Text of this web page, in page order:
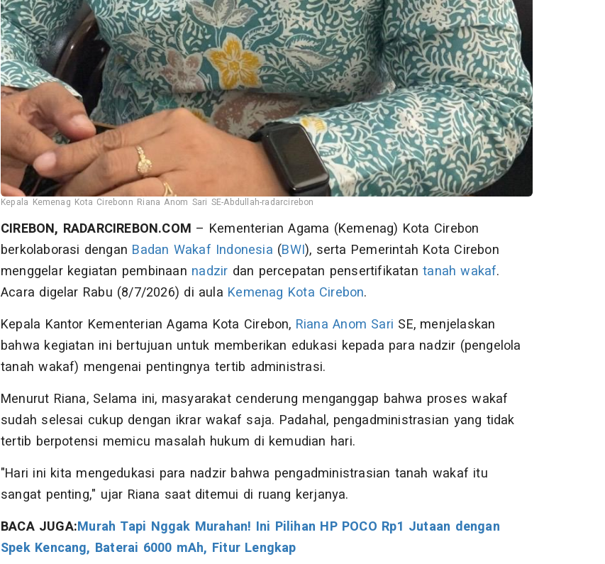
Kepala Kemenag Kota Cirebonn Riana Anom Sari SE-Abdullah-radarcirebon
CIREBON, RADARCIREBON.COM – Kementerian Agama (Kemenag) Kota Cirebon
berkolaborasi dengan Badan Wakaf Indonesia (BWI), serta Pemerintah Kota Cirebon
menggelar kegiatan pembinaan nadzir dan percepatan pensertifikatantanah wakaf.
Acara digelar Rabu (8/7/2026) di aula Kemenag Kota Cirebon.
Kepala Kantor Kementerian Agama Kota Cirebon, Riana Anom Sari SE, menjelaskan
bahwa kegiatan ini bertujuan untuk memberikan edukasi kepada para nadzir (pengelola
tanah wakaf) mengenai pentingnya tertib administrasi.
Menurut Riana, Selama ini, masyarakat cenderung menganggap bahwa proses wakaf
sudah selesai cukup dengan ikrar wakaf saja. Padahal, pengadministrasian yang tidak
tertib berpotensi memicu masalah hukum di kemudian hari.
"Hari ini kita mengedukasi para nadzir bahwa pengadministrasian tanah wakaf itu
sangat penting," ujar Riana saat ditemui di ruang kerjanya.
BACA JUGA:Murah Tapi Nggak Murahan! Ini Pilihan HP POCO Rp1 Jutaan dengan
Spek Kencang, Baterai 6000 mAh, Fitur Lengkap